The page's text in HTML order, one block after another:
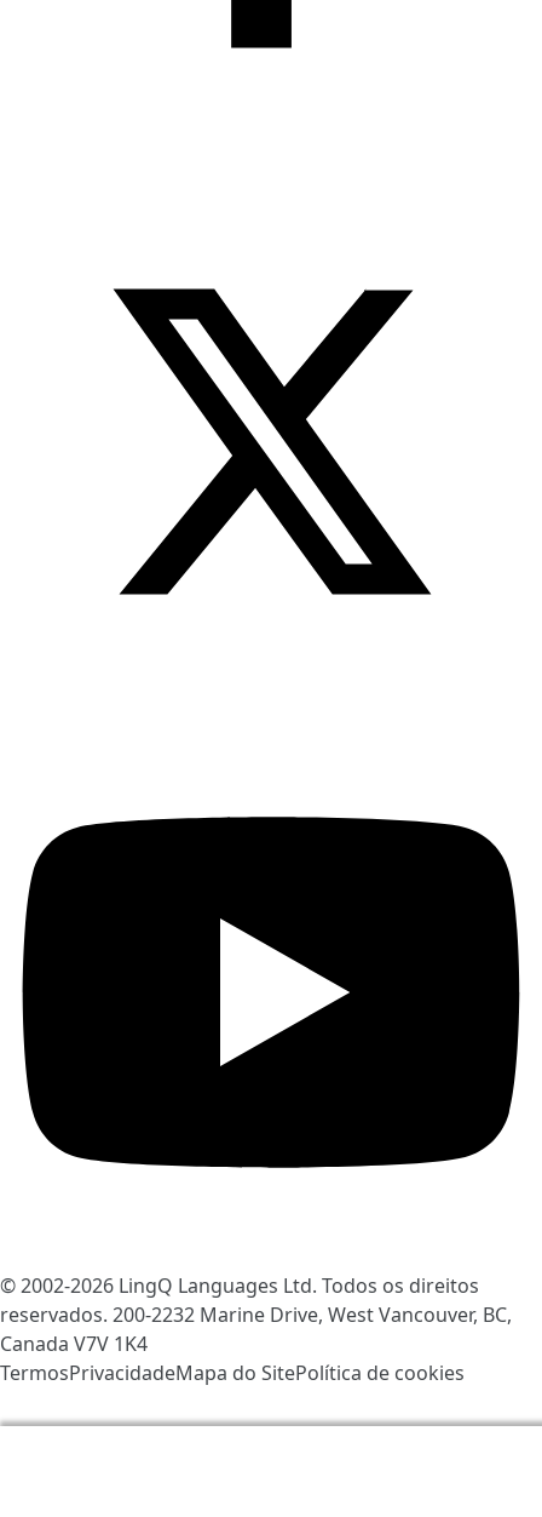
© 2002-2026 LingQ Languages Ltd. Todos os direitos
reservados. 200-2232 Marine Drive, West Vancouver, BC,
Canada V7V 1K4
TermosPrivacidadeMapa do SitePolítica de cookies